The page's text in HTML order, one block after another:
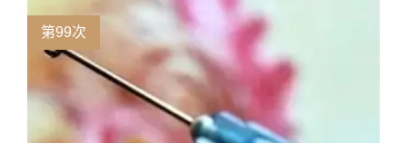
第99次